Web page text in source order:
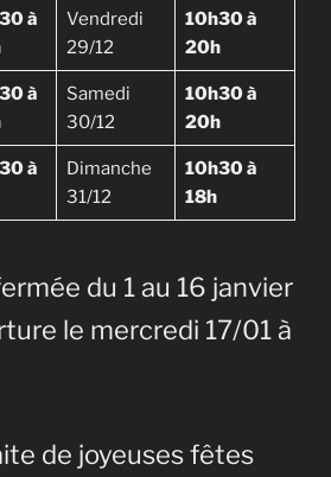
à
Vendredi
29/12
10h30 à
20h
à
Samedi
30/12
10h30 à
20h
à
Dimanche
31/12
10h30 à
18h
du 1 au 16 janvier
le mercredi 17/01 à
de joyeuses fêtes